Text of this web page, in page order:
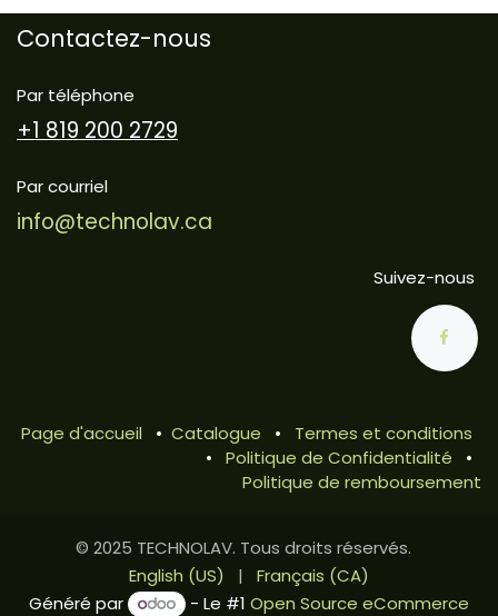
Contactez-nous
Par téléphone
+1 819 200 2729
Par courriel
info@technolav.ca
Suivez-nous
Page d'accueil • Catalogue •
Termes et conditions
•
Politique de Confidentialité
•
Politique de remboursement
© 2025 TECHNOLAV. Tous droits réservés.
English (US)
|
Français (CA)
Généré par
- Le #1 Open Source eCommerce